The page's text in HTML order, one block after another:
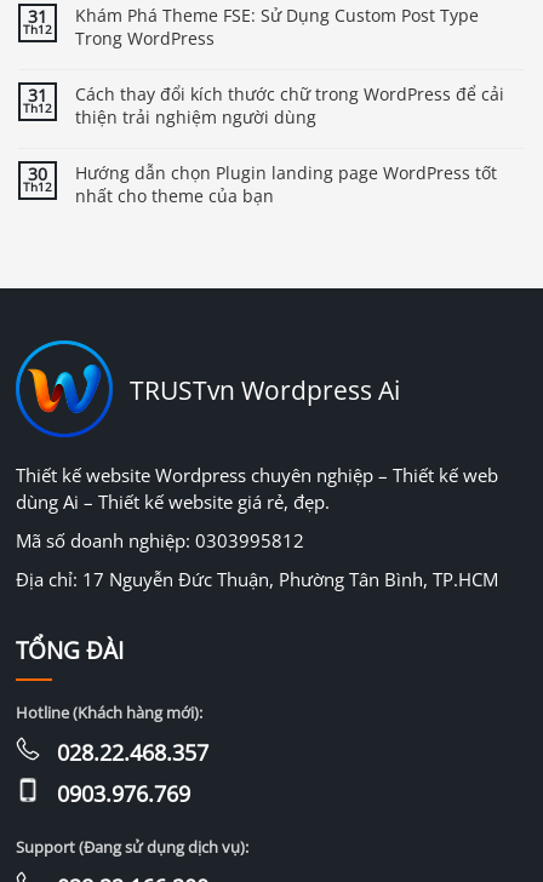
31
Th12
Khám Phá Theme FSE: Sử Dụng Custom Post Type
Trong WordPress
31
Th12
Cách thay đổi kích thước chữ trong WordPress để cải
thiện trải nghiệm người dùng
30
Th12
Hướng dẫn chọn Plugin landing page WordPress tốt
nhất cho theme của bạn
TRUSTvn Wordpress Ai
Thiết kế website Wordpress chuyên nghiệp – Thiết kế web
dùng Ai – Thiết kế website giá rẻ, đẹp.
Mã số doanh nghiệp: 0303995812
Địa chỉ: 17 Nguyễn Đức Thuận, Phường Tân Bình, TP.HCM
TỔNG ĐÀI
Hotline (Khách hàng mới):
028.22.468.357
0903.976.769
Support (Đang sử dụng dịch vụ):